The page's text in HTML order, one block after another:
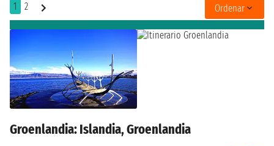
1 2 Ordenar
Groenlandia: Islandia, Groenlandia